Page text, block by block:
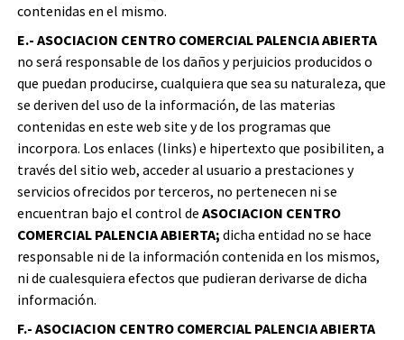
contenidas en el mismo.
E.- ASOCIACION CENTRO COMERCIAL PALENCIA ABIERTA
no será responsable de los daños y perjuicios producidos o
que puedan producirse, cualquiera que sea su naturaleza, que
se deriven del uso de la información, de las materias
contenidas en este web site y de los programas que
incorpora. Los enlaces (links) e hipertexto que posibiliten, a
través del sitio web, acceder al usuario a prestaciones y
servicios ofrecidos por terceros, no pertenecen ni se
encuentran bajo el control de ASOCIACION CENTRO
COMERCIAL PALENCIA ABIERTA; dicha entidad no se hace
responsable ni de la información contenida en los mismos,
ni de cualesquiera efectos que pudieran derivarse de dicha
información.
F.- ASOCIACION CENTRO COMERCIAL PALENCIA ABIERTA